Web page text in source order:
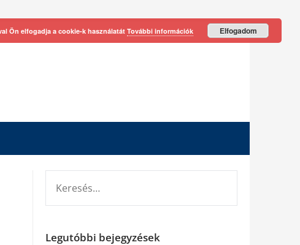
Legutóbbi bejegyzések
Ön elfogadja a cookie-k használatátTovábbi információk Elfogadom